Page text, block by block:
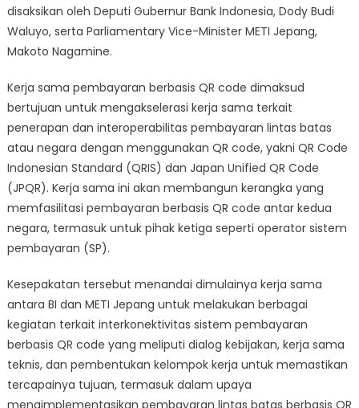
disaksikan oleh Deputi Gubernur Bank Indonesia, Dody Budi
Waluyo, serta Parliamentary Vice-Minister METI Jepang,
Makoto Nagamine.
Kerja sama pembayaran berbasis QR code dimaksud
bertujuan untuk mengakselerasi kerja sama terkait
penerapan dan interoperabilitas pembayaran lintas batas
atau negara dengan menggunakan QR code, yakni QR Code
Indonesian Standard (QRIS) dan Japan Unified QR Code
(JPQR). Kerja sama ini akan membangun kerangka yang
memfasilitasi pembayaran berbasis QR code antar kedua
negara, termasuk untuk pihak ketiga seperti operator sistem
pembayaran (SP).
Kesepakatan tersebut menandai dimulainya kerja sama
antara BI dan METI Jepang untuk melakukan berbagai
kegiatan terkait interkonektivitas sistem pembayaran
berbasis QR code yang meliputi dialog kebijakan, kerja sama
teknis, dan pembentukan kelompok kerja untuk memastikan
tercapainya tujuan, termasuk dalam upaya
mengimplementasikan pembayaran lintas batas berbasis QR